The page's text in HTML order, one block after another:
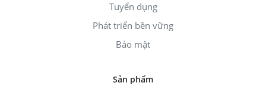
Tuyển dụng
Phát triển bền vững
Bảo mật
Sản phẩm